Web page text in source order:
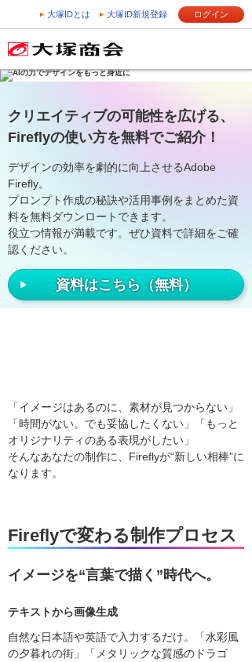
大塚IDとは 大塚ID新規登録 ログイン
クリエイティブの可能性を広げる、
Fireflyの使い方を無料でご紹介！
デザインの効率を劇的に向上させるAdobe
Firefly。
プロンプト作成の秘訣や活用事例をまとめた資
料を無料ダウンロートできます。
役立つ情報が満載です。ぜひ資料で詳細をご確
認ください。
資料はこちら（無料）
「イメージはあるのに、素材が見つからない」
「時間がない。でも妥協したくない」「もっと
オリジナリティのある表現がしたい」
そんなあなたの制作に、Fireflyが“新しい相棒”に
なります。
Fireflyで変わる制作プロセス
イメージを“言葉で描く”時代へ。
テキストから画像生成
自然な日本語や英語で入力するだけ。「水彩風
の夕暮れの街」「メタリックな質感のドラゴ